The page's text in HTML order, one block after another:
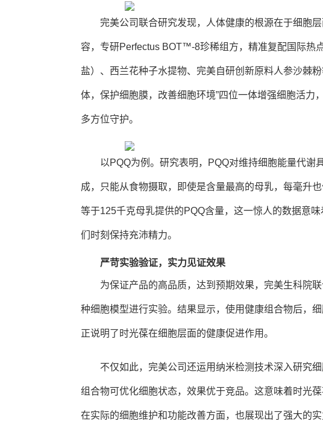
完美公司联合研究发现，人体健康的根源在于细胞
容，专研Perfectus BOT™-8珍稀组方，精准复配国际热
盐）、西兰花种子水提物、完美自研创新原料人参沙棘
体，保护细胞膜，改善细胞环境”四位一体增强细胞活力
多方位守护。
以PQQ为例。研究表明，PQQ对维持细胞能量代谢
成，只能从食物摄取，即使是含量最高的母乳，每毫升
等于125千克母乳提供的PQQ含量，这一惊人的数据意
们时刻保持充沛精力。
严苛实验验证，实力见证效果
为保证产品的高品质，达到预期效果，完美生科院
种细胞模型进行实验。结果显示，使用健康组合物后，
正说明了时光葆在细胞层面的健康促进作用。
不仅如此，完美公司还运用纳米检测技术深入研究
组合物可优化细胞状态，效果优于竞品。这意味着时光
在实际的细胞维护和功能改善方面，也展现出了强大的实